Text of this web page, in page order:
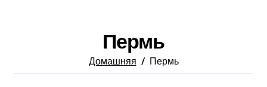
Пермь
Домашняя Пермь